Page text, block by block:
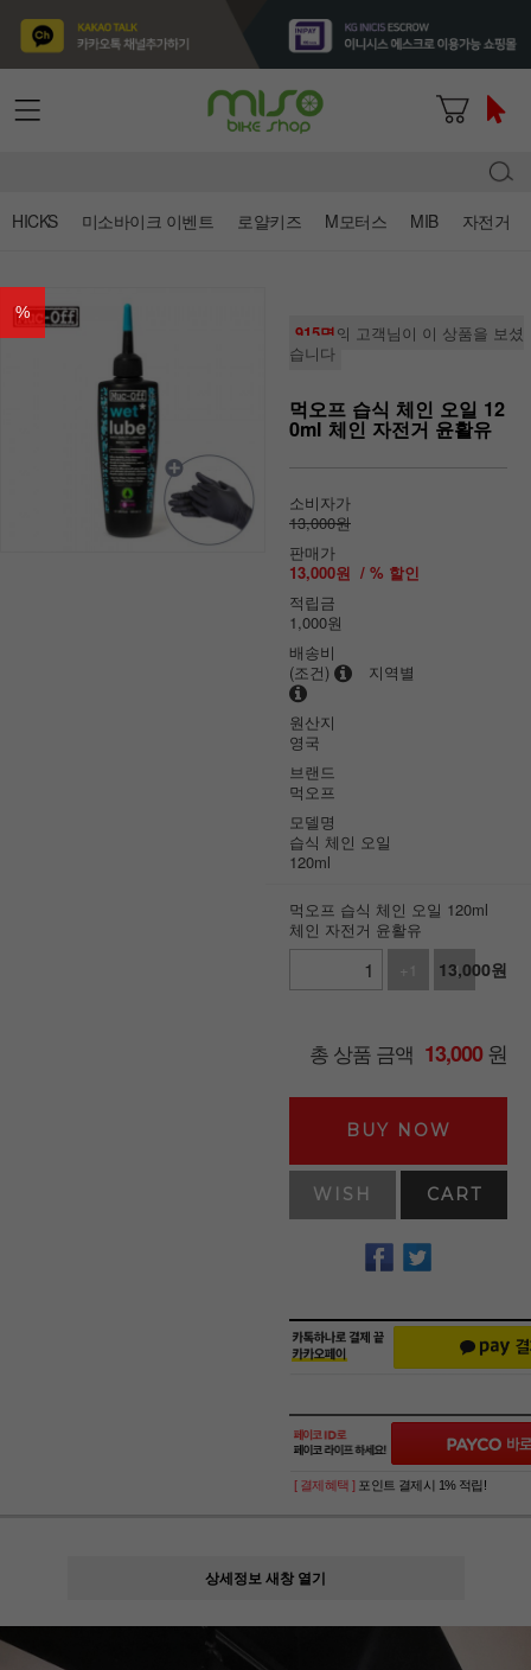
HICKS 미소바이크 이벤트 로얄키즈 M모터스 MIB 자전거
%
915명의 고객님이 이 상품을 보셨
습니다
먹오프 습식 체인 오일 12
0ml 체인 자전거 윤활유
소비자가
13,000원
판매가
13,000원 / % 할인
적립금
1,000원
배송비
(조건)
지역별
원산지
영국
브랜드
먹오프
모델명
습식 체인 오일
120ml
먹오프 습식 체인 오일 120ml
체인 자전거 윤활유
+1
-1
13,000원
총 상품 금액 13,000원
BUY NOW
WISH CART
[ 결제혜택 ] 포인트 결제시 1% 적립!
상세정보 새창 열기